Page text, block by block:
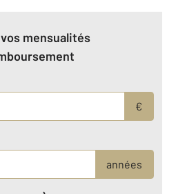
mensualités
€
années